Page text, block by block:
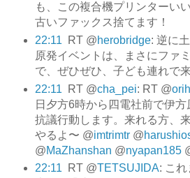
も、この複合機プリンターい
古いファックス捨てます！
22:11
RT @herobridge: 逆に
原発イベントは、まさにファ
で、ぜひぜひ、子ども連れで
22:11
RT @cha_pei: RT @
日夕方6時から四電社前で伊
抗議行動します。来れる方、
やるよ〜 @imtrimtr@
@MaZhanshan @nyapan185
22:11
RT @TETSUJIDA: これ